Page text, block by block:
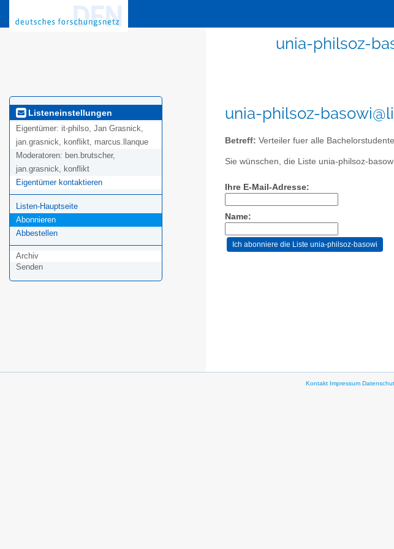
unia-philsoz-
Listeneinstellungen
Eigentümer: it-philso, Jan Grasnick,
jan.grasnick, konflikt, marcus.llanque
Moderatoren: ben.brutscher,
jan.grasnick, konflikt
Eigentümer kontaktieren
Listen-Hauptseite
Abonnieren
Abbestellen
Archiv
Senden
unia-philsoz-
Betreff: Verteiler fuer alle
Sie wünschen, die Liste unia-philsoz-
Ihre E-Mail-Adresse:
Name:
Kontakt Impressum